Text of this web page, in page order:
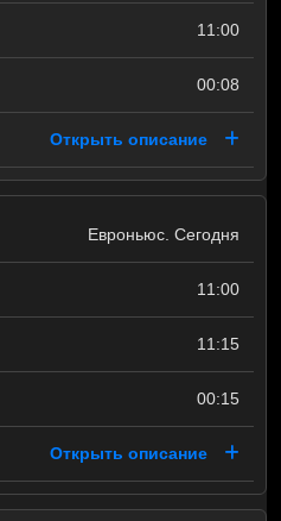
11:00
00:08
Открыть описание
Евроньюс. Сегодня
11:00
11:15
00:15
Открыть описание